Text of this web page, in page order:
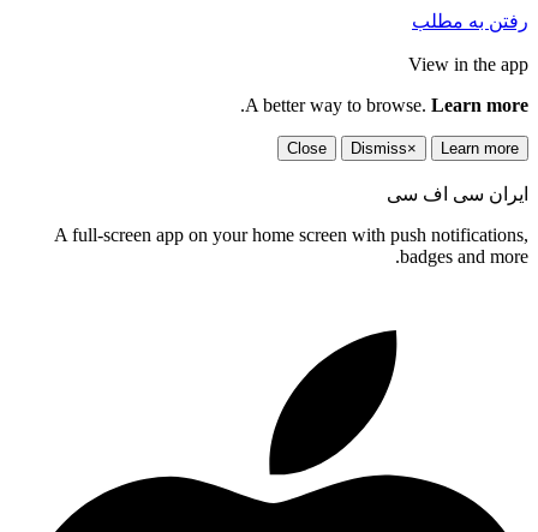
رفتن به مطلب
View in the app
A better way to browse. Learn more
.
Learn more
×
Dismiss
Close
ایران سی اف سی
A full-screen app on your home screen with push notifications,
badges and more.